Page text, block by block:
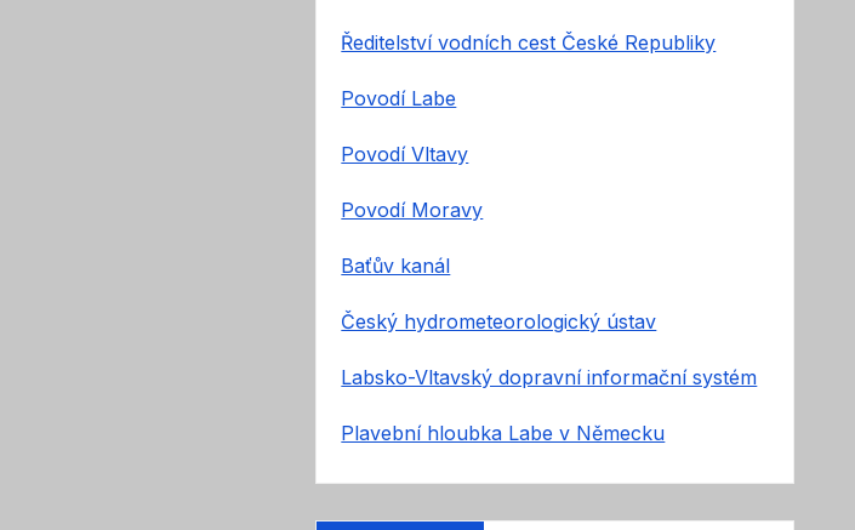
Ředitelství vodních cest České Republiky
Povodí Labe
Povodí Vltavy
Povodí Moravy
Baťův kanál
Český hydrometeorologický ústav
Labsko-Vltavský dopravní informační systém
Plavební hloubka Labe v Německu